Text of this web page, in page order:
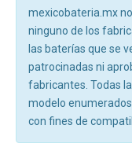
mexicobateria.mx
ninguno de los
las baterías que se
patrocinadas ni
fabricantes. Todas
modelo
con fines de